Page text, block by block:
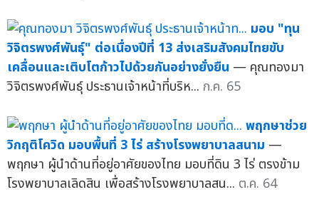
มอบ "ทุน
วิจิตรพงศ์พันธุ์" ต่อเนื่องปีที่ 13 ส่งเสริมสังคมไทยขับ
เคลื่อนและเติบโตก้าวไปด้วยกันอย่างยั่งยืน — คุณทองมา
วิจิตรพงศ์พันธุ์ ประธานเจ้าหน้าที่บริห... ก.ค. 65
พฤกษาช่วย
วิกฤติโควิด มอบพื้นที่ 3 ไร่ สร้างโรงพยาบาลสนาม —
พฤกษา ผู้นำด้านที่อยู่อาศัยของไทย มอบที่ดิน 3 ไร่ ตรงข้าม
โรงพยาบาลเลิดสิน เพื่อสร้างโรงพยาบาลสน... ต.ค. 64